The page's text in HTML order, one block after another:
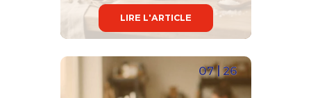
LIRE L'ARTICLE
07 | 26